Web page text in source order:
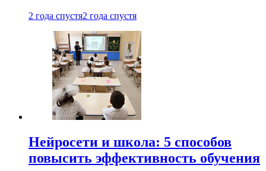
2 года спустя2 года спустя
Нейросети и школа: 5 способов
повысить эффективность обучения